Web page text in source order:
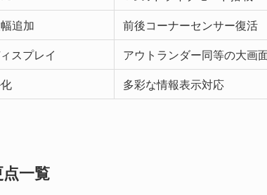
追加
前後コーナーセンサー復活
スプレイ
アウトランダー同等の大画
多彩な情報表示対応
一覧